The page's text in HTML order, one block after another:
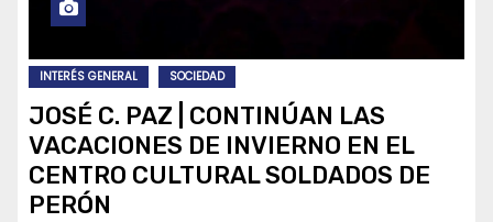
INTERÉS GENERAL SOCIEDAD
JOSÉ C. PAZ | CONTINÚAN LAS
VACACIONES DE INVIERNO EN EL
CENTRO CULTURAL SOLDADOS DE
PERÓN